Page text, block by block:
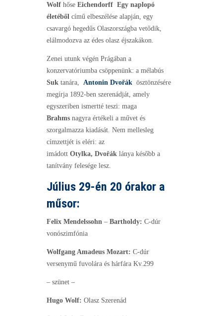
Wolf hőse Eichendorff Egy naplopó
életéből című elbeszélése alapján, egy
csavargó hegedűs Olaszországba vetődik,
elálmodozva az édes olasz éjszakákon.
Zenei utunk végén Prágában a
konzervatóriumba csöppenünk: a mélabús
Suk tanára, Antonin Dvořák ösztönzésére
megírja 1892-ben szerenádját, amely
egyszeriben ismertté teszi: maga
Brahms nagyra értékeli a művet és
szorgalmazza kiadását. Nem mellesleg
címzettjét is eléri: az
imádott Otylka, Dvořák lánya később a
tanítvány felesége lesz.
Július 29-én 20 órakor a
műsor:
Felix Mendelssohn – Bartholdy: C-dúr
vonószimfónia
Wolfgang Amadeus Mozart: C-dúr
versenymű fuvolára és hárfára Kv.299
– szünet –
Hugo Wolf: Olasz Szerenád